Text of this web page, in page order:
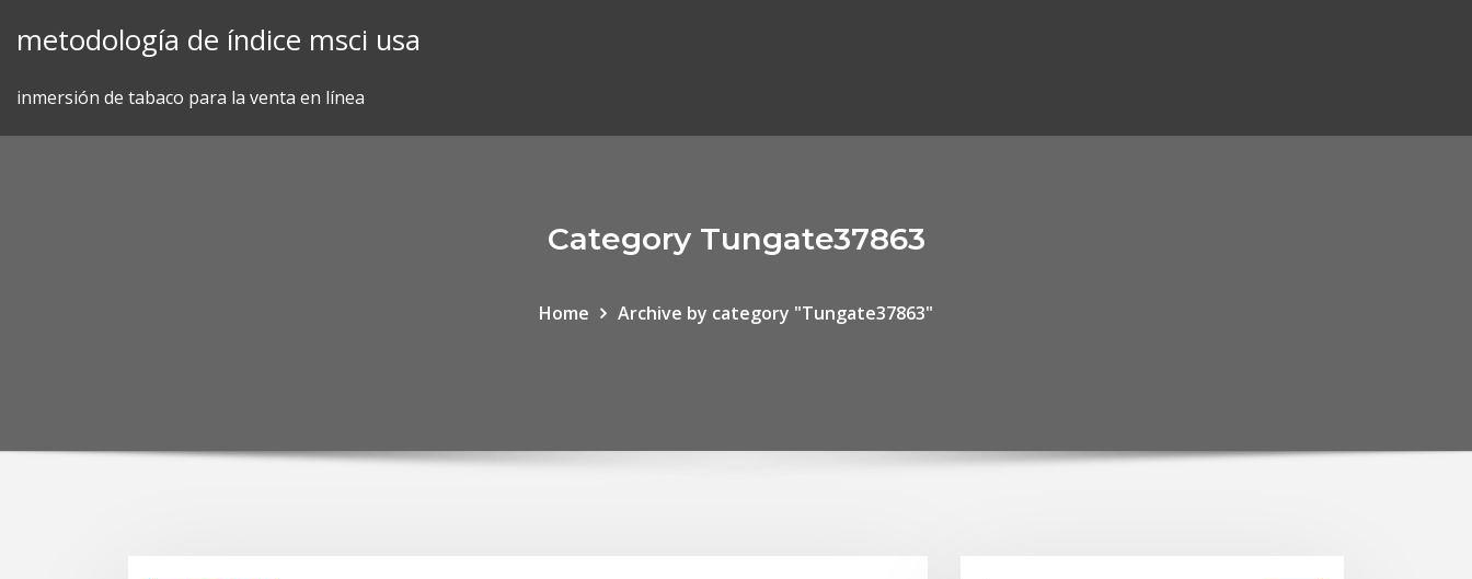
metodología de índice msci usa
inmersión de tabaco para la venta en línea
Category Tungate37863
Home Archive by category "Tungate37863"